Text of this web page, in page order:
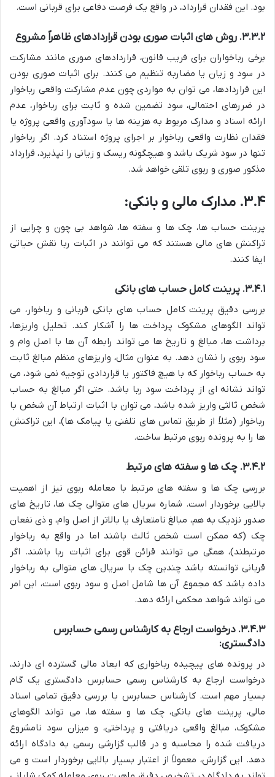
بود. این فقدان قرارداد، در واقع یک فرصت دفاعی برای قربانی است.
۳.۳.۲. روش های اثبات صوری بودن قراردادهای ظاهراً مشروع
برخی رباخواران برای فریب قانون، قراردادهای صوری مانند مشارکت
در سود و زیان یا مضاربه تنظیم می کنند. برای اثبات صوری بودن
این قراردادها، می توان به مواردی چون عدم مشارکت واقعی رباخوار
در ضررهای احتمالی، سود تضمین شده و ثابت برای رباخوار، عدم
ارائه اسناد و مدارک مربوط به هزینه ها یا سودآوری واقعی پروژه یا
فقدان نظارت واقعی رباخوار بر اجرای پروژه استناد کرد. اگر رباخوار
تنها در سود شریک باشد و هیچگونه ریسک و زیانی را نپذیرد، قرارداد
مذکور صوری و ربوی تلقی خواهد شد.
۳.۴. مدارک مالی و بانکی:
پرینت حساب ها، چک ها و سفته ها، شواهد بی چون و چرایی از
تراکنش های مالی هستند که می توانند در اثبات ربا نقش حیاتی
ایفا کنند.
۳.۴.۱. پرینت کامل حساب های بانکی
بررسی دقیق پرینت کامل حساب های بانکی قربانی و رباخوار، می
تواند الگوهای مشکوک پرداخت ها را آشکار کند. تحلیل واریزها،
برداشت ها، مبالغ و تاریخ ها می تواند رابطه آن ها با اصل وام و
سود ربوی را نشان دهد. به عنوان مثال، واریزهای منظم مبالغ ثابت
به حساب رباخوار که با هیچ فاکتور یا قراردادی توجیه نمی شود، می
تواند نشانه ای از پرداخت سود ربا باشد. حتی اگر مبالغ به حساب
شخص ثالثی واریز شده باشد، می توان با اثبات ارتباط آن شخص با
رباخوار (مثلاً از طریق تماس های تلفنی یا پیامک ها)، این تراکنش
ها را به پرونده ربوی مرتبط ساخت.
۳.۴.۲. چک ها و سفته های مرتبط
بررسی چک ها و سفته های مرتبط با معامله ربوی نیز از اهمیت
بالایی برخوردار است. شماره سریال های متوالی چک ها، تاریخ های
صدور نزدیک به هم، مبالغ نامتعارف یا بالاتر از اصل وام، و ذی نفعان
چک (که ممکن است شخص ثالث باشند اما در واقع به رباخوار
مرتبطند)، همگی می توانند قرائن قوی برای اثبات ربا باشند. اگر
قربانی توانسته باشد چندین چک با سریال های متوالی به رباخوار
داده باشد که مجموع آن ها شامل اصل و سود ربوی است، این امر
می تواند شواهد محکمی ارائه دهد.
۳.۴.۳. درخواست ارجاع به کارشناس رسمی حسابرس
دادگستری:
در پرونده های پیچیده رباخواری که ابعاد مالی گسترده ای دارند،
درخواست ارجاع به کارشناس رسمی حسابرس دادگستری یک گام
بسیار مهم است. کارشناس حسابرس با بررسی دقیق تمامی اسناد
مالی، پرینت های بانکی، چک ها و سفته ها، می تواند الگوهای
مشکوک، مبالغ واقعی دریافتی و پرداختی، و میزان سود نامشروع
دریافت شده را محاسبه و در قالب گزارشی رسمی به دادگاه ارائه
دهد. این گزارش، معمولاً از اعتبار بسیار بالایی برخوردار است و می